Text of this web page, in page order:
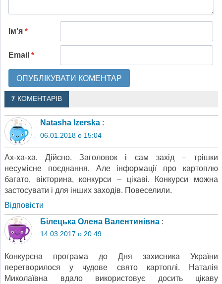
Ім'я *
Email *
7 КОМЕНТАРІВ
Natasha Izerska :
06.01.2018 о 15:04
Ах-ха-ха. Дійсно. Заголовок і сам захід – трішки
несумісне поєднання. Але інформації про картоплю
багато, вікторина, конкурси – цікаві. Конкурси можна
застосувати і для інших заходів. Повеселили.
Відповіcти
Білецька Олена Валентинівна :
14.03.2017 о 20:49
Конкурсна програма до Дня захисника України
перетворилося у чудове свято картоплі. Наталія
Миколаївна вдало використовує досить цікаву